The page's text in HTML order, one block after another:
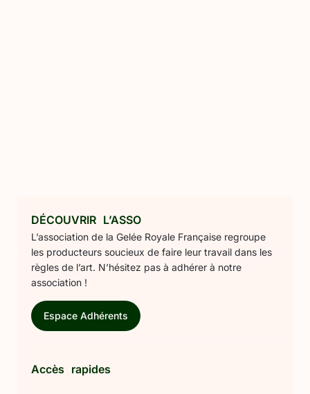
DÉCOUVRIR L’ASSO
L’association de la Gelée Royale Française regroupe
les producteurs soucieux de faire leur travail dans les
règles de l’art. N’hésitez pas à adhérer à notre
association !
Espace Adhérents
Accès rapides